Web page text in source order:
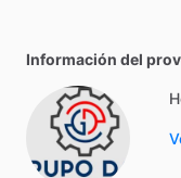
Información del